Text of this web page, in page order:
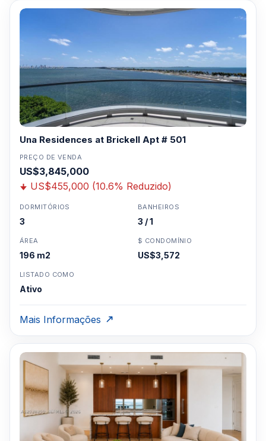
Una Residences at Brickell Apt # 501
PREÇO DE VENDA
US$3,845,000
US$455,000 (10.6% Reduzido)
DORMITÓRIOS
3
BANHEIROS
3 / 1
ÁREA
196 m2
$ CONDOMÍNIO
US$3,572
LISTADO COMO
Ativo
Mais Informações